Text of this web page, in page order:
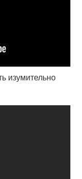
изумительно